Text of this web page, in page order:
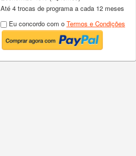
Até 4 trocas de programa a cada 12 meses
Eu concordo com o Termos e Condições